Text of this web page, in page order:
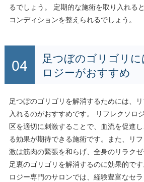
るでしょう。 定期的な施術を取り入れる
コンディションを整えられるでしょう。
足つぼのゴリゴリ
ロジーがおすすめ
足つぼのゴリゴリを解消するためには、
入れるのがおすすめです。 リフレクソロ
区を適切に刺激することで、血流を促進
る効果が期待できる施術です。また、リ
激は筋肉の緊張を和らげ、全身のリラクゼ
足裏のゴリゴリを解消するのに効果的で
ロジー専門のサロンでは、経験豊富なセ